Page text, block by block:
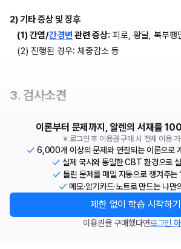
2) 기타 증상 및 징후
(1) 간염/간경변 관련 증상: 피로, 황달, 복부팽
(2) 진행된 경우: 체중감소 등
3. 검사소견
이론부터 문제까지, 알렌의 서재를
※ 로그인 후 이용권 구매 시 전체 이용
6,000개 이상의 문제와 연결되는 이론으로
실제 국시와 동일한 CBT 환경으로
틀린 문제를 매일 자동으로 챙겨주는
메모·암기카드·노트로 만드는 나만
제한 없이 학습 시작하기
이용권을 구매했다면로그인 하